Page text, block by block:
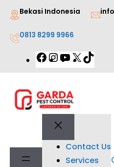
Lewati
konten
Bekasi Indonesia
0813 8299 9966
Facebook
Instagram
YouTube
X TikTok
Contact Us
Services